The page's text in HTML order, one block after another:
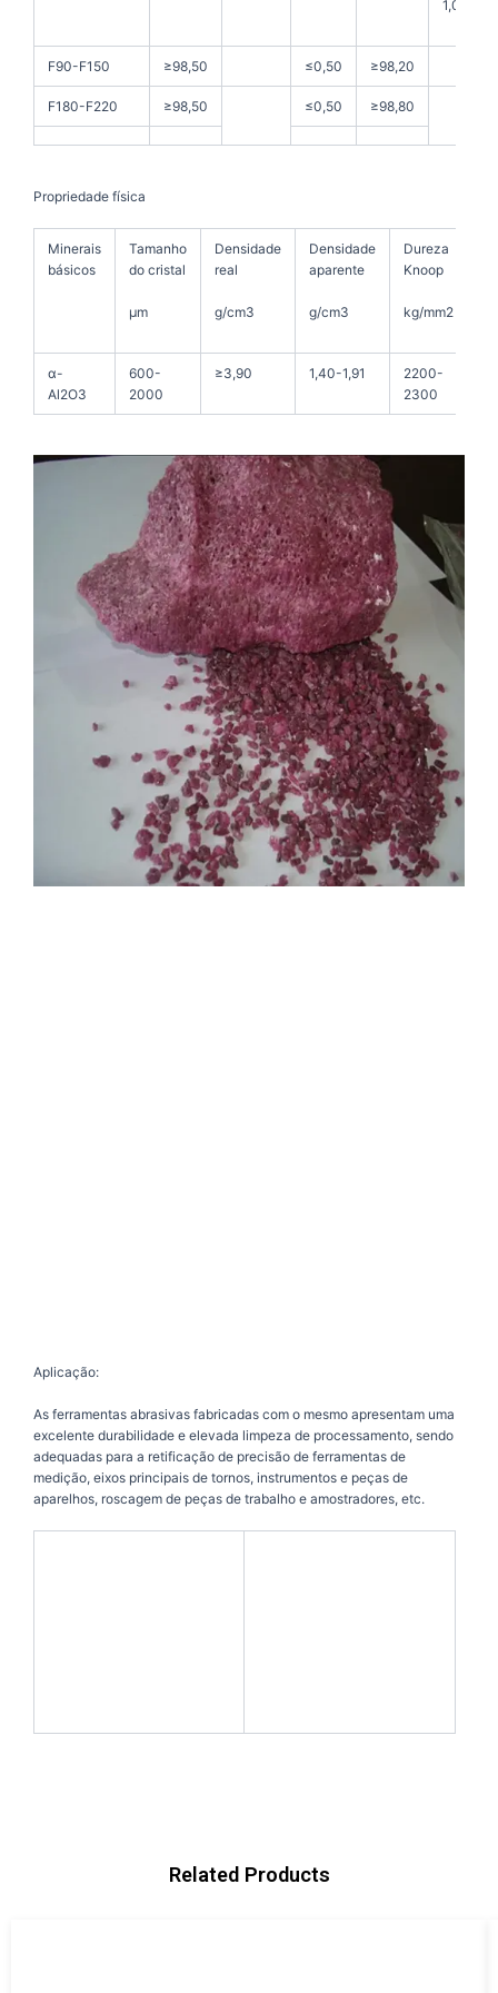
1,00
F90-F150 ≥98,50 ≤0,50 ≥98,20
F180-F220 ≥98,50 ≤0,50 ≥98,80
Propriedade física
Minerais
básicos
Tamanho
do cristal
μm
Densidade
real
g/cm3
Densidade
aparente
g/cm3
Dureza
Knoop
kg/mm2
α-
Al2O3
600-
2000
≥3,90 1,40-1,91
2200-
2300
Aplicação:
As ferramentas abrasivas fabricadas com o mesmo apresentam uma
excelente durabilidade e elevada limpeza de processamento, sendo
adequadas para a retificação de precisão de ferramentas de
medição, eixos principais de tornos, instrumentos e peças de
aparelhos, roscagem de peças de trabalho e amostradores, etc.
Related Products